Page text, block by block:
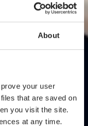
About
your user
that are saved on
you visit the site.
at any time.